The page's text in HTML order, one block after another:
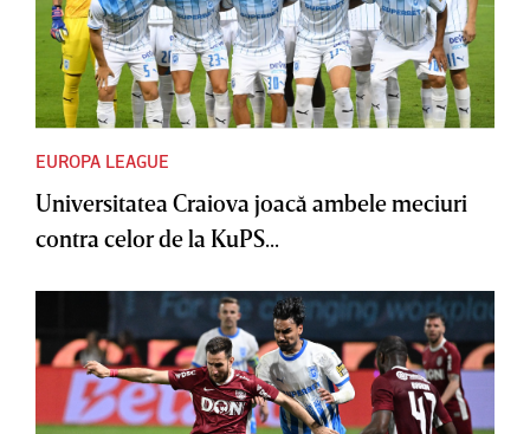
EUROPA LEAGUE
Universitatea Craiova joacă ambele meciuri
contra celor de la KuPS...